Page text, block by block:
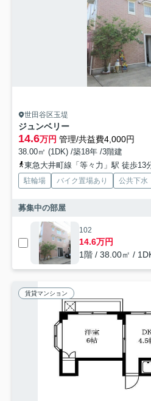
世田谷区玉堤
ジュンベリー
14.6万円 管理/共益費4,000円
38.00㎡ (1DK) /築18年 /3階建
東急大井町線「等々力」駅 徒歩13
駐輪場 バイク置場あり 公共下水
募集中の部屋
102
14.6万円
1階 / 38.00㎡ /
賃貸マンション